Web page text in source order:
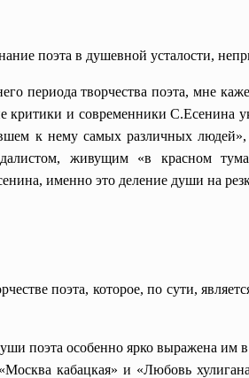
поэта в душевной усталости,
периода творчества поэта, мне
и современники С.Есенина
к нему самых различных
живущим «в красном
именно это деление души на
поэта, которое, по сути,
поэта особенно ярко выражена им в
кабацкая» и «Любовь